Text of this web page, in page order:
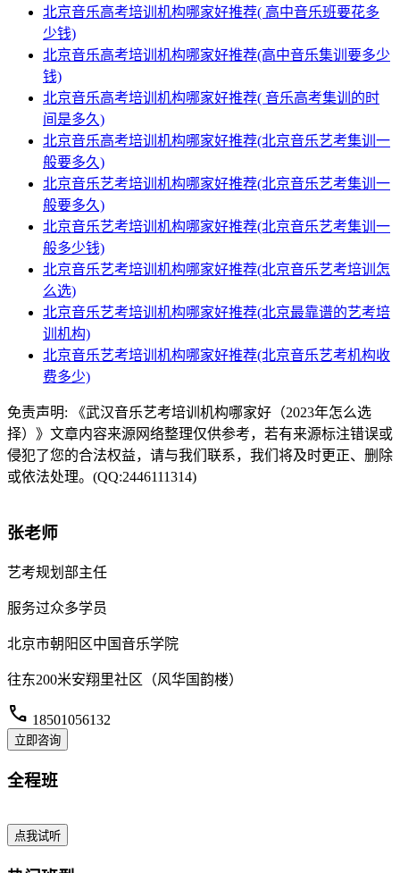
北京音乐高考培训机构哪家好推荐( 高中音乐班要花多
少钱)
北京音乐高考培训机构哪家好推荐(高中音乐集训要多少
钱)
北京音乐高考培训机构哪家好推荐( 音乐高考集训的时
间是多久)
北京音乐高考培训机构哪家好推荐(北京音乐艺考集训一
般要多久)
北京音乐艺考培训机构哪家好推荐(北京音乐艺考集训一
般要多久)
北京音乐艺考培训机构哪家好推荐(北京音乐艺考集训一
般多少钱)
北京音乐艺考培训机构哪家好推荐(北京音乐艺考培训怎
么选)
北京音乐艺考培训机构哪家好推荐(北京最靠谱的艺考培
训机构)
北京音乐艺考培训机构哪家好推荐(北京音乐艺考机构收
费多少)
免责声明: 《武汉音乐艺考培训机构哪家好（2023年怎么选
择）》文章内容来源网络整理仅供参考，若有来源标注错误或
侵犯了您的合法权益，请与我们联系，我们将及时更正、删除
或依法处理。(QQ:2446111314)
张老师
艺考规划部主任
服务过众多学员
北京市朝阳区中国音乐学院
往东200米安翔里社区（风华国韵楼）
call 18501056132
立即咨询
全程班
点我试听